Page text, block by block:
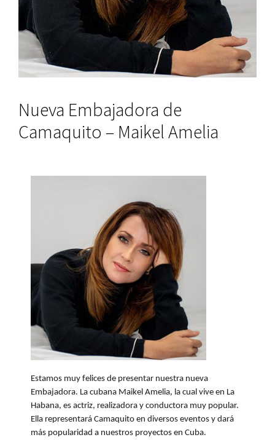
Nueva Embajadora de
Camaquito – Maikel Amelia
Estamos muy felices de presentar nuestra nueva
Embajadora. La cubana Maikel Amelia, la cual vive en La
Habana, es actriz, realizadora y conductora muy popular.
Ella representará Camaquito en diversos eventos y dará
más popularidad a nuestros proyectos en Cuba.